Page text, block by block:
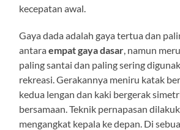
kecepatan awal.
Gaya dada adalah gaya tertua dan
antaraempat gaya dasar , namun
paling santai dan paling sering
rekreasi. Gerakannya meniru katak
kedua lengan dan kaki bergerak
bersamaan. Teknik pernapasan
mengangkat kepala ke depan. Di